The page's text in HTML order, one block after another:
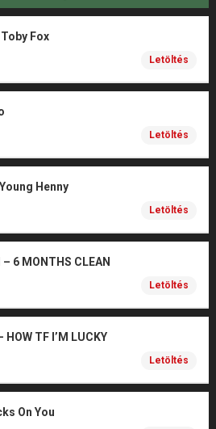
Fox
Letöltés
Letöltés
Henny
Letöltés
– 6 MONTHS CLEAN
Letöltés
TF I’M LUCKY
Letöltés
On You